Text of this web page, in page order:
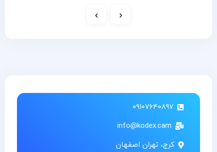
‹
›
۰۹۱۰۷۶۴۰۸۹۷
info@kodex.cam
کرج، تهران اصفهان